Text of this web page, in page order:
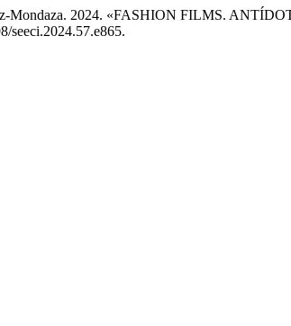
Mondaza. 2024. «FASHION FILMS.
seeci.2024.57.e865.